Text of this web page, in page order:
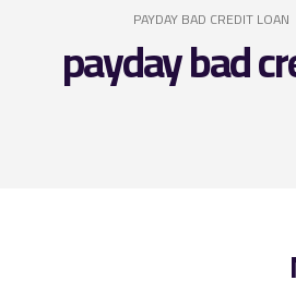
PAYDAY BAD CREDIT LOAN
payday bad